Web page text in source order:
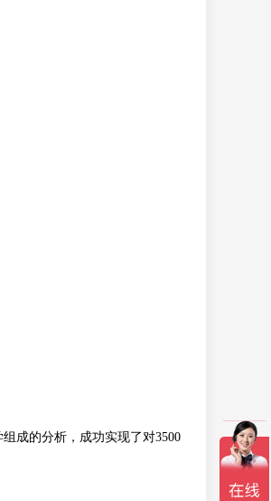
成的分析，成功实现了对3500